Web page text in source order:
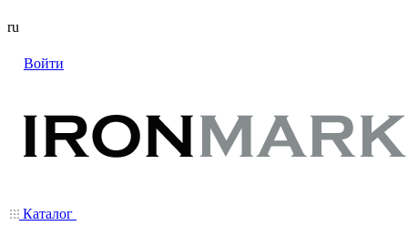
ru
Войти
Каталог